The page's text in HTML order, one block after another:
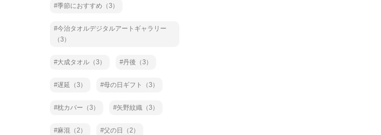
季節におすすめ（3）
今治タオルデジタルアートギャラリー
（3）
大成タオル（3） 丹後（3）
遅延（3） 母の日ギフト（3）
枕カバー（3） 矢野紋織（3）
麻混（2） 父の日（2）